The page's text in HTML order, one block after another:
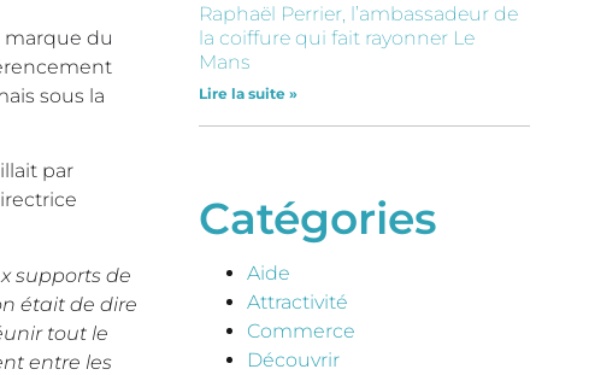
marque du
sous la
par
supports de
était de dire
tout le
entre les
Raphaël Perrier, l’ambassadeur de
la coiffure qui fait rayonner Le
Mans
Lire la suite »
Catégories
Aide
Attractivité
Commerce
Découvrir